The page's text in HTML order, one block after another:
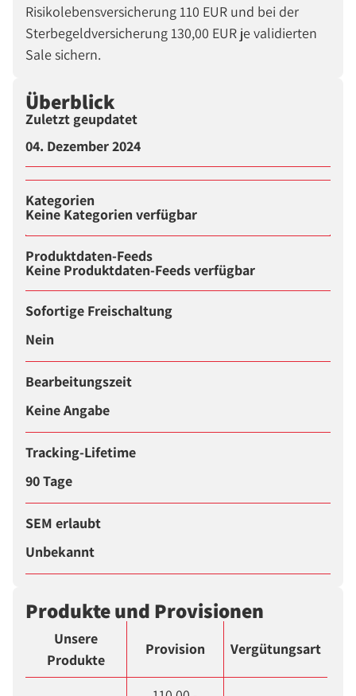
Risikolebensversicherung 110 EUR und bei der
Sterbegeldversicherung 130,00 EUR je validierten
Sale sichern.
Überblick
Zuletzt geupdatet
04. Dezember 2024
Kategorien
Keine Kategorien verfügbar
Produktdaten-Feeds
Keine Produktdaten-Feeds verfügbar
Sofortige Freischaltung
Nein
Bearbeitungszeit
Keine Angabe
Tracking-Lifetime
90 Tage
SEM erlaubt
Unbekannt
Produkte und Provisionen
Unsere
Produkte
Provision Vergütungsart